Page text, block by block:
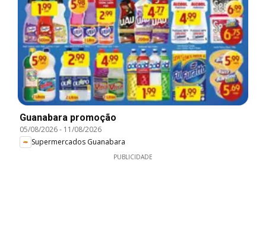
Guanabara promoção
05/08/2026- 11/08/2026
Supermercados Guanabara
PUBLICIDADE